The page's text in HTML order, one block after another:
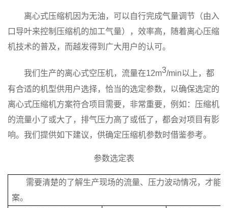
离心式压缩机因为无油，可以自行完成气量调节（由入
口导叶来控制压缩机的加工气量），效率高，随着离心压缩
机技术的普及，而越发得到广大用户的认可。
我们生产的离心式空压机，流量在12m3/min以上，都
有合适的机型供用户选择，恰当的选定参数，以确保选定的
离心式压缩机方案符合项目需要，非常重要，例如：压缩机
的流量小了或大了，排气压力高了或低了，都会对项目有影
响。我们提供如下建议，供确定压缩机参数时借鉴参考。
参数选定表
需要清楚的了解生产现场的流量、压力波动情况，才能
案。